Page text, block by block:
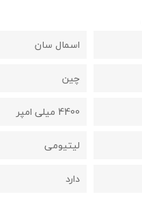
اسمال سان
چین
4400 میلی امپر
لیتیومی
دارد